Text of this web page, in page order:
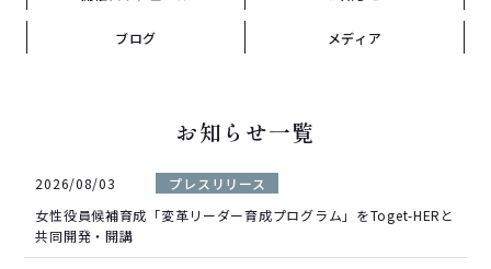
ブログ メディア
お知らせ一覧
2026/08/03
プレスリリース
女性役員候補育成「変革リーダー育成プログラム」をToget-HERと
共同開発・開講